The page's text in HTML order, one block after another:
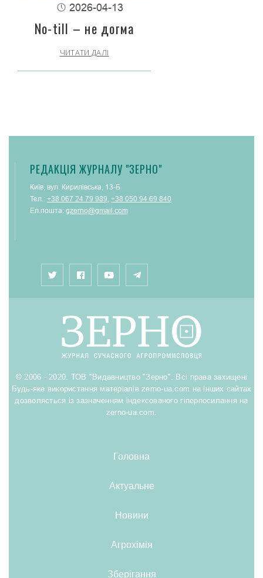
2026-04-13
No-till – не догма
ЧИТАТИ ДАЛІ
РЕДАКЦІЯ ЖУРНАЛУ "ЗЕРНО"
Київ, вул. Кирилівська, 13-Б
Тел.: +38 067 24 79 989, +38 050 94 69 840
Ел.пошта: gzerno@gmail.com
© 2006 - 2020. ТОВ "Видавництво "Зерно". Всі права захищені
Будь-яке використання матеріалів zerno-ua.com на інших сайтах
дозволяється із зазначенням індексованого гіперпосилання на
zerno-ua.com.
Головна
Актуальне
Новини
Агрохімія
Зберігання